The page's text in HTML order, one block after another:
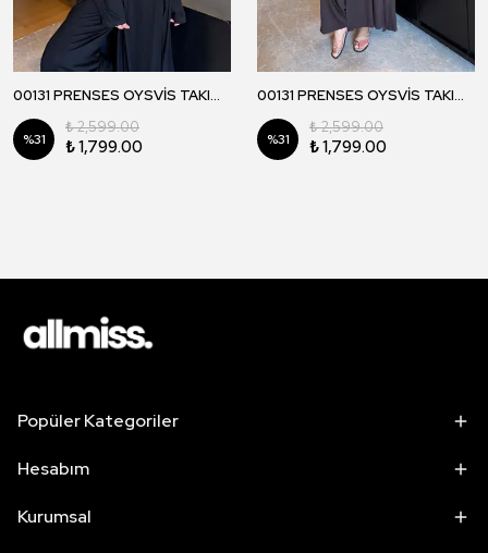
00131 PRENSES OYSVİS TAKIM - Siyah
%31
₺ 2,599.00
₺ 1,799.00
00131 PRENSES OYSVİS TAKIM - Kahverengi
%31
₺ 2,599.00
₺ 1,799.00
Popüler Kategoriler
Hesabım
Kurumsal